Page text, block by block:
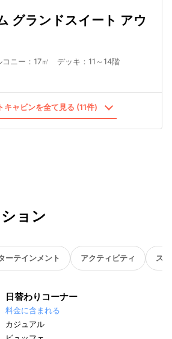
グランドスイート アウ
ニー：17㎡ デッキ：11～14階
キャビンを全て見る (11件)
ョン
ーテインメント アクティビティ ス
日替わりコーナー
料金に含まれる
カジュアル